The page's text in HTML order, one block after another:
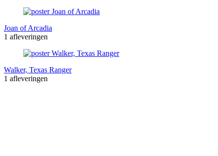
Joan of Arcadia
1 afleveringen
Walker, Texas Ranger
1 afleveringen